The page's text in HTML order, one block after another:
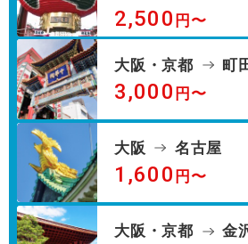
2,500円〜
大阪・京都 町
3,000円〜
大阪 名古屋
1,600円〜
大阪・京都 金